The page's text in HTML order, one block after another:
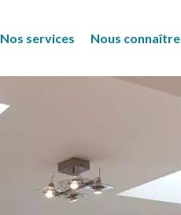
Nos services Nous connaître